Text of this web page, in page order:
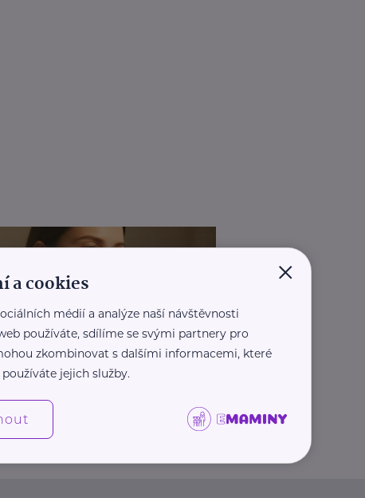
REKLAMA
×
a cookies
médií a analýze naší návštěvnosti
používáte, sdílíme se svými partnery pro
zkombinovat s dalšími informacemi, které
jejich služby.